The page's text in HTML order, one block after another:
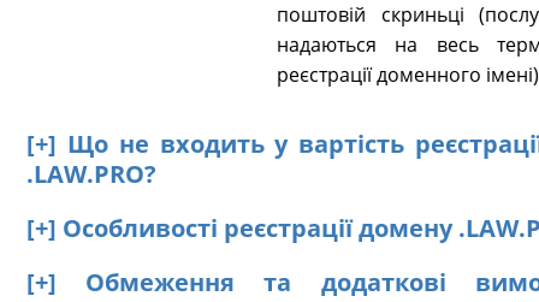
поштовій скриньці
надаються на весь
реєстрації доменного
[+] Що не входить у вартість
.LAW.PRO?
[+] Особливості реєстрації домену
[+] Обмеження та додаткові